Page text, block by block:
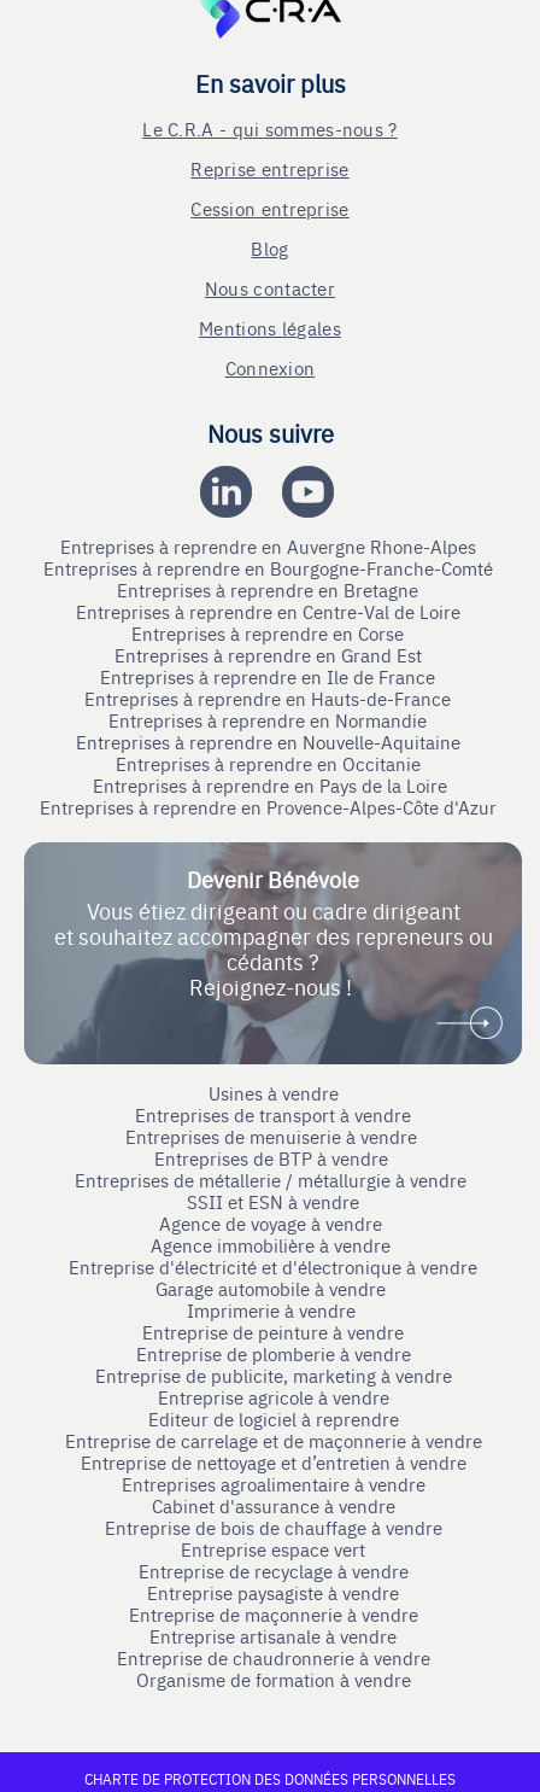
En savoir plus
Le C.R.A - qui sommes-nous ?
Reprise entreprise
Cession entreprise
Blog
Nous contacter
Mentions légales
Connexion
Nous suivre
Entreprises à reprendre en Auvergne Rhone-Alpes
Entreprises à reprendre en Bourgogne-Franche-Comté
Entreprises à reprendre en Bretagne
Entreprises à reprendre en Centre-Val de Loire
Entreprises à reprendre en Corse
Entreprises à reprendre en Grand Est
Entreprises à reprendre en Ile de France
Entreprises à reprendre en Hauts-de-France
Entreprises à reprendre en Normandie
Entreprises à reprendre en Nouvelle-Aquitaine
Entreprises à reprendre en Occitanie
Entreprises à reprendre en Pays de la Loire
Entreprises à reprendre en Provence-Alpes-Côte d'Azur
Devenir Bénévole
Vous étiez dirigeant ou cadre dirigeant
et souhaitez accompagner des repreneurs ou
cédants ?
Rejoignez-nous !
Usines à vendre
Entreprises de transport à vendre
Entreprises de menuiserie à vendre
Entreprises de BTP à vendre
Entreprises de métallerie / métallurgie à vendre
SSII et ESN à vendre
Agence de voyage à vendre
Agence immobilière à vendre
Entreprise d'électricité et d'électronique à vendre
Garage automobile à vendre
Imprimerie à vendre
Entreprise de peinture à vendre
Entreprise de plomberie à vendre
Entreprise de publicite, marketing à vendre
Entreprise agricole à vendre
Editeur de logiciel à reprendre
Entreprise de carrelage et de maçonnerie à vendre
Entreprise de nettoyage et d’entretien à vendre
Entreprises agroalimentaire à vendre
Cabinet d'assurance à vendre
Entreprise de bois de chauffage à vendre
Entreprise espace vert
Entreprise de recyclage à vendre
Entreprise paysagiste à vendre
Entreprise de maçonnerie à vendre
Entreprise artisanale à vendre
Entreprise de chaudronnerie à vendre
Organisme de formation à vendre
CHARTE DE PROTECTION DES DONNÉES PERSONNELLES